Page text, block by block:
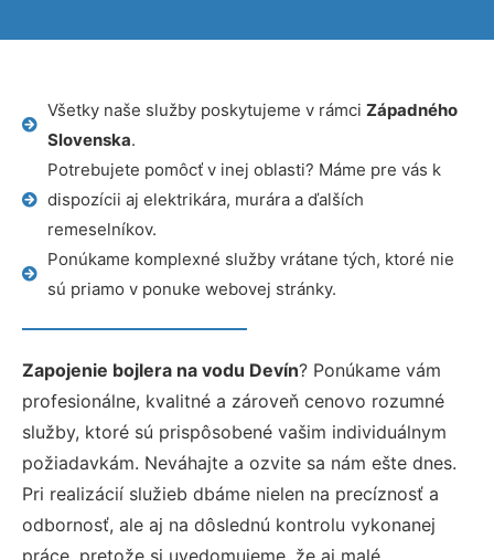
Všetky naše služby poskytujeme v rámci Západného
Slovenska.
Potrebujete pomôcť v inej oblasti? Máme pre vás k
dispozícii aj elektrikára, murára a ďalších
remeselníkov.
Ponúkame komplexné služby vrátane tých, ktoré nie
sú priamo v ponuke webovej stránky.
Zapojenie bojlera na vodu Devín? Ponúkame vám
profesionálne, kvalitné a zároveň cenovo rozumné
služby, ktoré sú prispôsobené vašim individuálnym
požiadavkám. Neváhajte a ozvite sa nám ešte dnes.
Pri realizácií služieb dbáme nielen na precíznosť a
odbornosť, ale aj na dôslednú kontrolu vykonanej
práce, pretože si uvedomujeme, že aj malé